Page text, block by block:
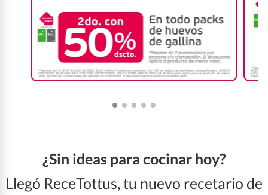
¿Sin ideas para cocinar hoy?
Llegó ReceTottus, tu nuevo recetario de